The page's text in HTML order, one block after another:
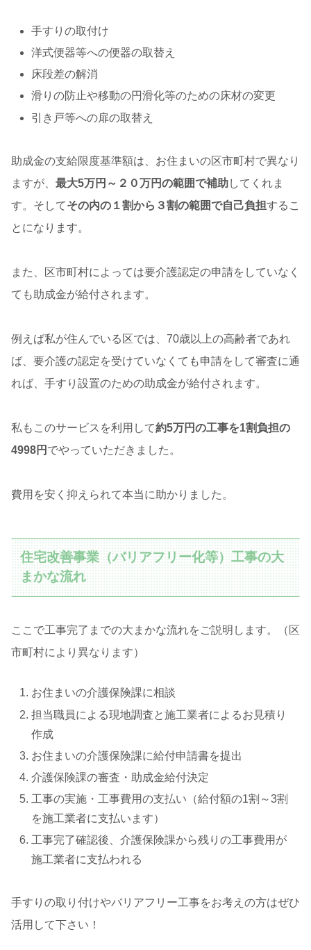
手すりの取付け
洋式便器等への便器の取替え
床段差の解消
滑りの防止や移動の円滑化等のための床材の変更
引き戸等への扉の取替え
助成金の支給限度基準額は、お住まいの区市町村で異なり
ますが、 最大5万円～２０万円の範囲で補助してくれま
す。そしてその内の１割から３割の範囲で自己負担するこ
とになります。
また、区市町村によっては要介護認定の申請をしていなく
ても助成金が給付されます。
例えば私が住んでいる区では、70歳以上の高齢者であれ
ば、要介護の認定を受けていなくても申請をして審査に通
れば、手すり設置のための助成金が給付されます。
私もこのサービスを利用して約5万円の工事を1割負担の
4998円 でやっていただきました。
費用を安く抑えられて本当に助かりました。
住宅改善事業（バリアフリー化等）工事の大
まかな流れ
ここで工事完了までの大まかな流れをご説明します。（区
市町村により異なります）
お住まいの介護保険課に相談
担当職員による現地調査と施工業者によるお見積り
作成
お住まいの介護保険課に給付申請書を提出
介護保険課の審査・助成金給付決定
工事の実施・工事費用の支払い（給付額の1割～3割
を施工業者に支払います）
工事完了確認後、介護保険課から残りの工事費用が
施工業者に支払われる
手すりの取り付けやバリアフリー工事をお考えの方はぜひ
活用して下さい！